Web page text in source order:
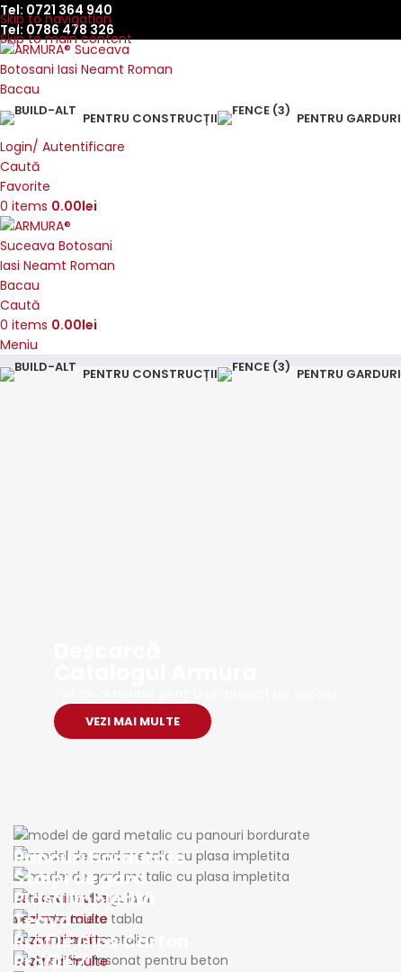
Skip to navigation
Skip to main content
Tel: 0721 364 940
Tel: 0786 478 326
PENTRU CONSTRUCȚII PENTRU GARDURI
Login/ Autentificare
Caută
Favorite
0 items 0.00lei
Caută
0 items 0.00lei
Meniu
PENTRU CONSTRUCȚII PENTRU GARDURI
VEZI MAI MULTE
Panouri bordurate
Vezi mai multe
Stâlpi de gard
Vezi mai multe
Plasă Împletită
Vezi mai multe
Țeavă
Vezi mai multe
Profile Gips Carton
Profile Z